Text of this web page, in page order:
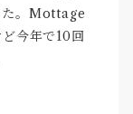
。Mottage
今年で10回